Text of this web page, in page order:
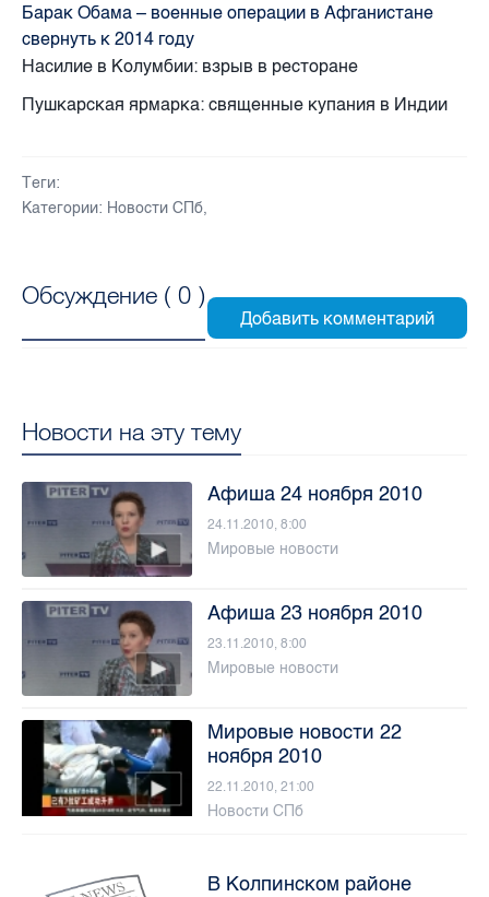
Барак Обама – военные операции в Афганистане
свернуть к 2014 году
Насилие в Колумбии: взрыв в ресторане
Пушкарская ярмарка: священные купания в Индии
Теги:
Категории: Новости СПб,
Обсуждение ( 0 )
Новости на эту тему
Афиша 24 ноября 2010
24.11.2010, 8:00
Мировые новости
Афиша 23 ноября 2010
23.11.2010, 8:00
Мировые новости
Мировые новости 22
ноября 2010
22.11.2010, 21:00
Новости СПб
В Колпинском районе